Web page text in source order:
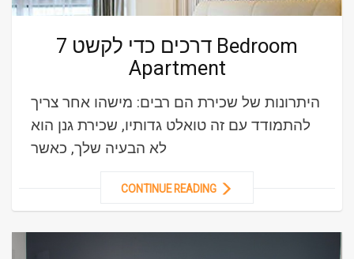
7 דרכים כדי לקשט Bedroom
Apartment
היתרונות של שכירת הם רבים: מישהו אחר צריך
להתמודד עם זה טואלט גדותיו, שכירת גנן הוא
לא הבעיה שלך, כאשר
CONTINUE READING